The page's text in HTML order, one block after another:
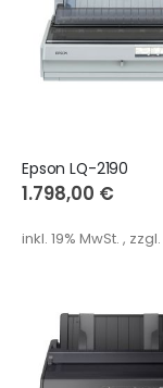
Epson LQ-2190
1.798,00 €
inkl. 19% MwSt. , zzgl.